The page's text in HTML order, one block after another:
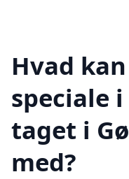
Hvad
speciale
taget i
med?